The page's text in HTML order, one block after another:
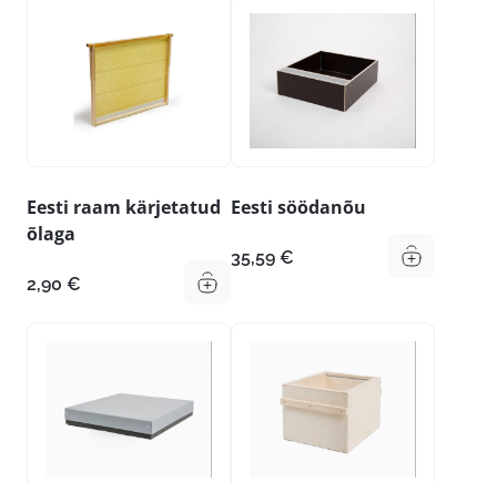
Eesti raam kärjetatud
õlaga
2,90 €
Eesti söödanõu
35,59 €